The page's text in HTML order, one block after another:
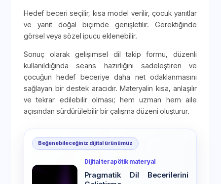
Hedef beceri seçilir, kısa model verilir, çocuk yanıtlar
ve yanıt doğal biçimde genişletilir. Gerektiğinde
görsel veya sözel ipucu eklenebilir.
Sonuç olarak gelişimsel dil takip formu, düzenli
kullanıldığında seans hazırlığını sadeleştiren ve
çocuğun hedef beceriye daha net odaklanmasını
sağlayan bir destek aracıdır. Materyalin kısa, anlaşılır
ve tekrar edilebilir olması; hem uzman hem aile
açısından sürdürülebilir bir çalışma düzeni oluşturur.
Beğenebileceğiniz dijital ürünümüz
Dijital terapötik materyal
Pragmatik Dil Becerilerini